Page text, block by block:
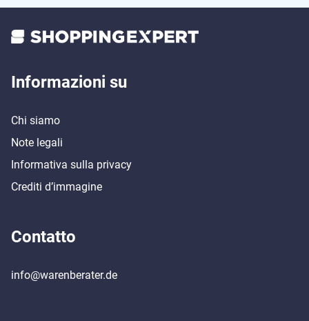
Informazioni su
Chi siamo
Note legali
Informativa sulla privacy
Crediti d’immagine
Contatto
info@warenberater.de